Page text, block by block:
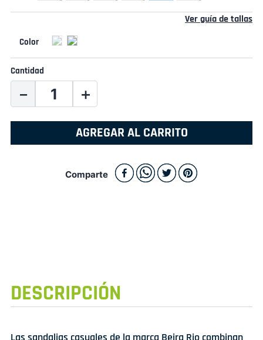
Ver guía de tallas
Cantidad
＋
－
AGREGAR AL CARRITO
Comparte
DESCRIPCIÓN